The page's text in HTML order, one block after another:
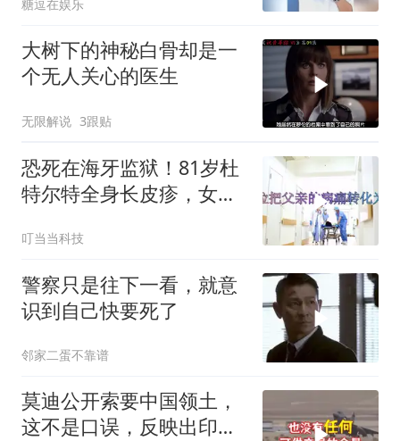
糖逗在娱乐
大树下的神秘白骨却是一
个无人关心的医生
无限解说 3跟贴
恐死在海牙监狱！81岁杜
特尔特全身长皮疹，女儿
叮当当科技
警察只是往下一看，就意
识到自己快要死了
邻家二蛋不靠谱
莫迪公开索要中国领土，
这不是口误，反映出印度